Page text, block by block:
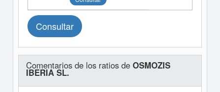
Consultar
Comentarios de los ratios de OSMOZIS
IBERIA SL.